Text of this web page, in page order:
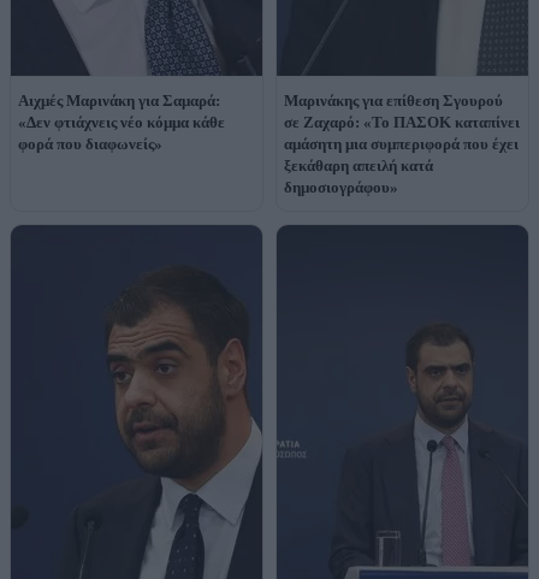
Αιχμές Μαρινάκη για Σαμαρά:
«Δεν φτιάχνεις νέο κόμμα κάθε
φορά που διαφωνείς»
Μαρινάκης για επίθεση Σγουρού
σε Ζαχαρό: «Το ΠΑΣΟΚ καταπίνει
αμάσητη μια συμπεριφορά που έχει
ξεκάθαρη απειλή κατά
δημοσιογράφου»